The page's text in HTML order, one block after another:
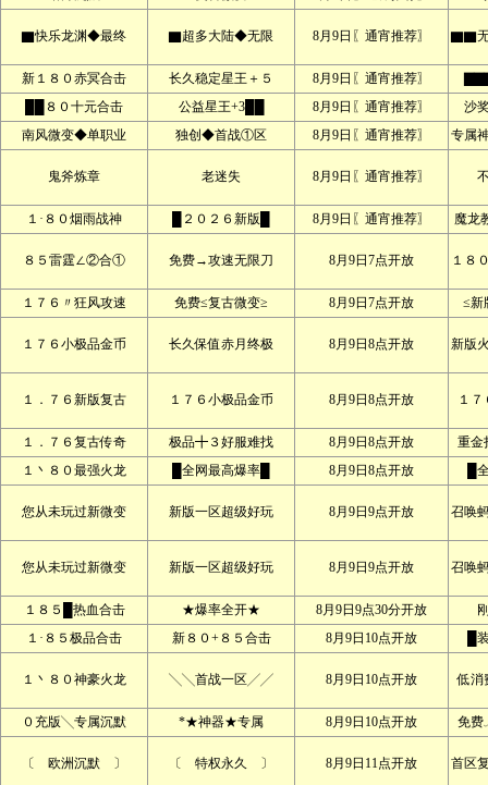
▇快乐龙渊◆最终 ▇超多大陆◆无限 8月9日〖通宵推荐〗 ▇▇
新１８０赤冥合击 长久稳定星王＋５ 8月9日〖通宵推荐〗
██８０十元合击
公益星王+3██ 8月9日〖通宵推荐〗
沙
南风微变◆单职业
独创◆首战①区 8月9日〖通宵推荐〗 专属
鬼斧炼章 老迷失 8月9日〖通宵推荐〗
１·８０烟雨战神 █２０２６新版█ 8月9日〖通宵推荐〗 魔龙
８５雷霆∠②合① 免费→攻速无限刀 8月9日7点开放 １８
１７６〃狂风攻速 免费≤复古微变≥ 8月9日7点开放 ≤新
１７６小极品金币 长久保值赤月终极 8月9日8点开放 新版
１．７６新版复古 １７６小极品金币 8月9日8点开放 １
１．７６复古传奇 极品╋３好服难找 8月9日8点开放
重金
１丶８０最强火龙
█全网最高爆率█ 8月9日8点开放 █
您从未玩过新微变 新版一区超级好玩 8月9日9点开放 召唤
您从未玩过新微变 新版一区超级好玩 8月9日9点开放 召唤
１８５█热血合击 ★爆率全开★ 8月9日9点30分开放
１·８５极品合击
新８０+８５合击 8月9日10点开放 █
１丶８０神豪火龙 ╲╲首战一区╱╱ 8月9日10点开放 低
０充版╲专属沉默 *★神器★专属 8月9日10点开放 免费
〔 欧洲沉默 〕 〔 特权永久 〕 8月9日11点开放 首区